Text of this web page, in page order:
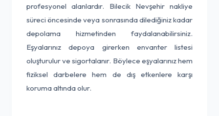
profesyonel alanlardır. Bilecik Nevşehir nakliye
süreci öncesinde veya sonrasında dilediğiniz kadar
depolama hizmetinden faydalanabilirsiniz.
Eşyalarınız depoya girerken envanter listesi
oluşturulur ve sigortalanır. Böylece eşyalarınız hem
fiziksel darbelere hem de dış etkenlere karşı
koruma altında olur.